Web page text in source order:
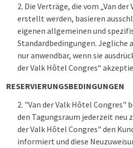
Die Verträge, die vom „Van
erstellt werden, basieren
eigenen allgemeinen und
Standardbedingungen. Jegliche
nur anwendbar, wenn sie
der Valk Hôtel Congres“
RESERVIERUNGSBEDINGUNGEN
"Van der Valk Hôtel Congres"
den Tagungsraum jederzeit neu
der Valk Hôtel Congres" den
informiert und diese